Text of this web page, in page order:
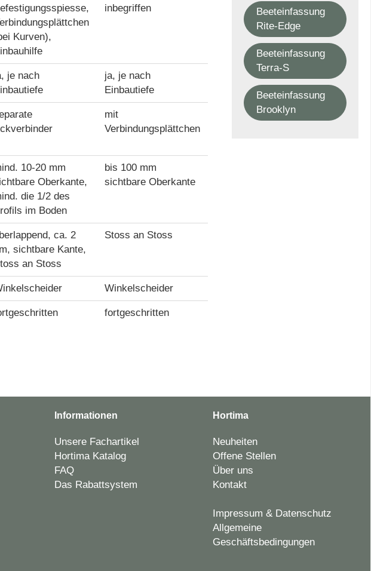
Kurven),
inbegriffen
je nach
ja, je nach
Einbautiefe
mit
Verbindungsplättchen
10-20 mm
Oberkante,
die 1/2 des
im Boden
bis 100 mm
sichtbare Oberkante
ca. 2
sichtbare Kante,
an Stoss
Stoss an Stoss
Winkelscheider
fortgeschritten
Beeteinfassung
Rite-Edge
Beeteinfassung
Terra-S
Beeteinfassung
Brooklyn
Informationen
Unsere Fachartikel
Hortima Katalog
FAQ
Das Rabattsystem
Hortima
Neuheiten
Offene Stellen
Über uns
Kontakt
Impressum & Datenschutz
Allgemeine
Geschäftsbedingungen